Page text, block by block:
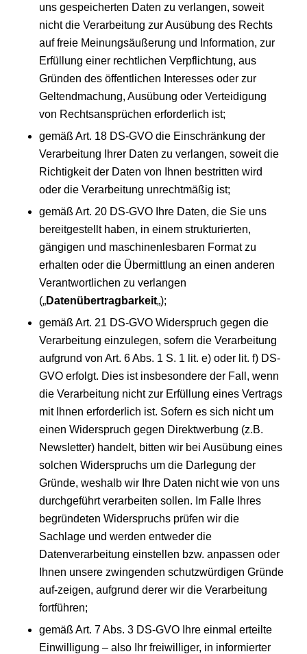
uns gespeicherten Daten zu verlangen, soweit
nicht die Verarbeitung zur Ausübung des Rechts
auf freie Meinungsäußerung und Information, zur
Erfüllung einer rechtlichen Verpflichtung, aus
Gründen des öffentlichen Interesses oder zur
Geltendmachung, Ausübung oder Verteidigung
von Rechtsansprüchen erforderlich ist;
gemäß Art. 18 DS-GVO die Einschränkung der
Verarbeitung Ihrer Daten zu verlangen, soweit die
Richtigkeit der Daten von Ihnen bestritten wird
oder die Verarbeitung unrechtmäßig ist;
gemäß Art. 20 DS-GVO Ihre Daten, die Sie uns
bereitgestellt haben, in einem strukturierten,
gängigen und maschinenlesbaren Format zu
erhalten oder die Übermittlung an einen anderen
Verantwortlichen zu verlangen
(„Datenübertragbarkeit„);
gemäß Art. 21 DS-GVO Widerspruch gegen die
Verarbeitung einzulegen, sofern die Verarbeitung
aufgrund von Art. 6 Abs. 1 S. 1 lit. e) oder lit. f) DS-
GVO erfolgt. Dies ist insbesondere der Fall, wenn
die Verarbeitung nicht zur Erfüllung eines Vertrags
mit Ihnen erforderlich ist. Sofern es sich nicht um
einen Widerspruch gegen Direktwerbung (z.B.
Newsletter) handelt, bitten wir bei Ausübung eines
solchen Widerspruchs um die Darlegung der
Gründe, weshalb wir Ihre Daten nicht wie von uns
durchgeführt verarbeiten sollen. Im Falle Ihres
begründeten Widerspruchs prüfen wir die
Sachlage und werden entweder die
Datenverarbeitung einstellen bzw. anpassen oder
Ihnen unsere zwingenden schutzwürdigen Gründe
auf-zeigen, aufgrund derer wir die Verarbeitung
fortführen;
gemäß Art. 7 Abs. 3 DS-GVO Ihre einmal erteilte
Einwilligung – also Ihr freiwilliger, in informierter